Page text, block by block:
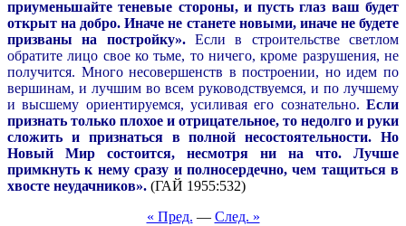
приуменьшайте теневые стороны, и пусть глаз ваш будет
открыт на добро. Иначе не станете новыми, иначе не будете
призваны на постройку».Если в строительстве светлом
обратите лицо свое ко тьме, то ничего, кроме разрушения, не
получится. Много несовершенств в построении, но идем по
вершинам, и лучшим во всем руководствуемся, и по лучшему
и высшему ориентируемся, усиливая его сознательно. Если
признать только плохое и отрицательное, то недолго и руки
сложить и признаться в полной несостоятельности. Но
Новый Мир состоится, несмотря ни на что. Лучше
примкнуть к нему сразу и полносердечно, чем тащиться в
хвосте неудачников». (ГАЙ 1955:532)
« Пред. — След. »